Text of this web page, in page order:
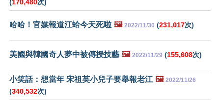
(170,480次)
哈哈！官媒報道江蛤今天死啦 🖼️ 2022/11/30 (231,017次)
美國與韓國奇人夢中被傳授技藝 🖼️ 2022/11/29 (155,608次)
小笑話：想當年 宋祖英小兒子要舉報老江 🖼️ 2022/11/26
(340,532次)